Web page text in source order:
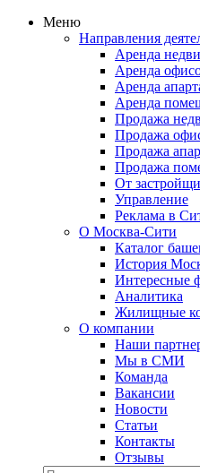
Меню
Направления
Аренда
Аренда
Аренда
Аренда
Продажа
Продажа
Продажа
Продажа
От
Управление
Реклама в
О Москва-Сити
Каталог
История
Интересные
Аналитика
Жилищные
О компании
Наши
Мы в СМИ
Команда
Вакансии
Новости
Статьи
Контакты
Отзывы